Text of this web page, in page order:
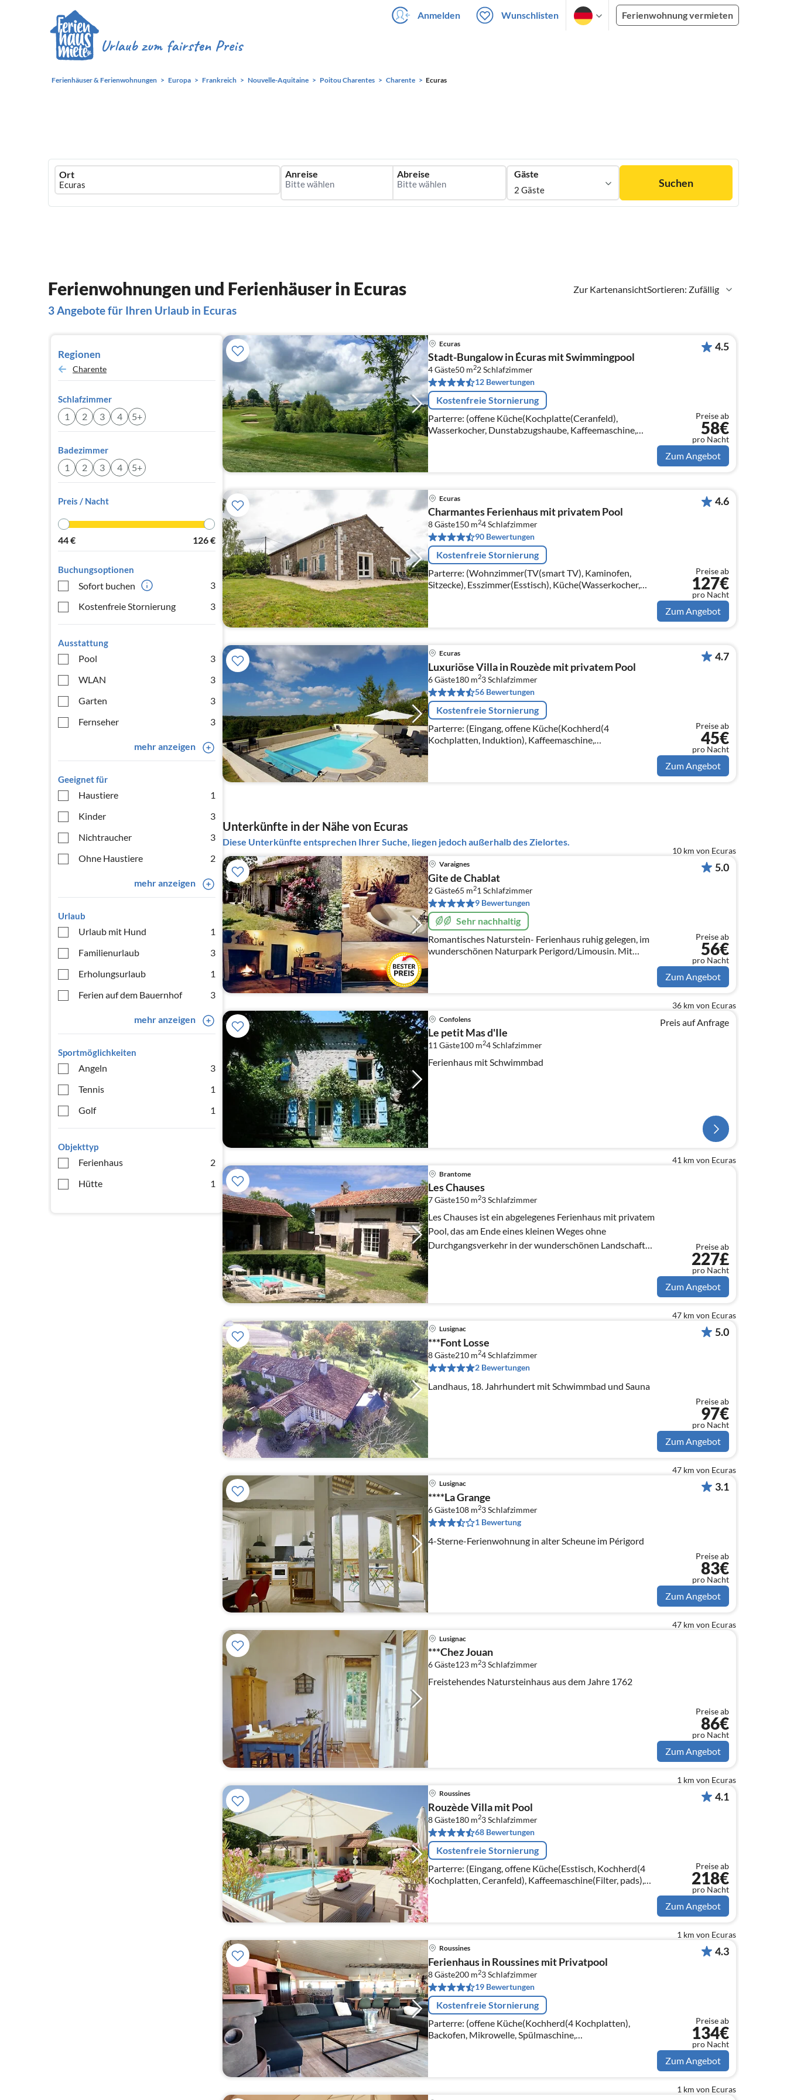
Anmelden Wunschlisten Ferienwohnung vermieten
Ferienhäuser & Ferienwohnungen Europa Frankreich Nouvelle-Aquitaine Poitou Charentes Charente Ecuras
Ferienhausmiete
logo
Ort Anreise Abreise Gäste
2 Gäste
Suchen
Zur KartenansichtSortieren: Zufällig
Ferienwohnungen und Ferienhäuser in Ecuras
3 Angebote für Ihren Urlaub in Ecuras
Regionen
Charente
Schlafzimmer
1 2 3 4 5+
Badezimmer
1 2 3 4 5+
Preis / Nacht
44€ 126€
Buchungsoptionen
Sofort buchen
3
Kostenfreie Stornierung
3
Ausstattung
Pool
3
WLAN
3
Garten
3
Fernseher
3
mehr anzeigen
Geeignet für
Haustiere
1
Kinder
3
Nichtraucher
3
Ohne Haustiere
2
mehr anzeigen
Urlaub
Urlaub mit Hund
1
Familienurlaub
3
Erholungsurlaub
1
Ferien auf dem Bauernhof
3
mehr anzeigen
Sportmöglichkeiten
Angeln
3
Tennis
1
Golf
1
Objekttyp
Ferienhaus
2
Hütte
1
Ecuras
Stadt-Bungalow in Écuras mit Swimmingpool
4 Gäste50 m22Schlafzimmer
12 Bewertungen
Kostenfreie Stornierung
Parterre: (offene Küche(Kochplatte(Ceranfeld),
Wasserkocher, Dunstabzugshaube, Kaffeemaschine,
Mikrowelle, Spülmaschine, Kühl-/Gefrierkombination)
4.5
Preise ab
58€
pro Nacht
Zum Angebot
Ecuras
Charmantes Ferienhaus mit privatem Pool
8 Gäste150 m24Schlafzimmer
90 Bewertungen
Kostenfreie Stornierung
Parterre: (Wohnzimmer(TV(smart TV), Kaminofen,
Sitzecke), Esszimmer(Esstisch), Küche(Wasserkocher,
Toaster, Kochherd, Dunstabzugshaube, Kaffeemaschine,
Backofen, Mikrowelle, Spülma...
4.6
Preise ab
127€
pro Nacht
Zum Angebot
Ecuras
Luxuriöse Villa in Rouzède mit privatem Pool
6 Gäste180 m23Schlafzimmer
56 Bewertungen
Kostenfreie Stornierung
Parterre: (Eingang, offene Küche(Kochherd(4
Kochplatten, Induktion), Kaffeemaschine,
Espressomaschine, Kombi-Mikrowelle, Spülmaschine,
4.7
Preise ab
45€
pro Nacht
Zum Angebot
Unterkünfte in der Nähe von Ecuras
Diese Unterkünfte entsprechen Ihrer Suche, liegen jedoch außerhalb des Zielortes.
10 km von Ecuras
Varaignes
Gite de Chablat
2 Gäste65 m21 Schlafzimmer
9 Bewertungen
Sehr nachhaltig
Romantisches Naturstein- Ferienhaus ruhig gelegen, im
wunderschönen Naturpark Perigord/Limousin. Mit
eigenem Garten, ganzjährig zu vermieten.
5.0
Preise ab
56€
pro Nacht
Zum Angebot
36 km von Ecuras
Confolens
Le petit Mas d'Ile
11 Gäste100 m24Schlafzimmer
Ferienhaus mit Schwimmbad
Preis auf Anfrage
41 km von Ecuras
Brantome
Les Chauses
7 Gäste150 m23Schlafzimmer
Les Chauses ist ein abgelegenes Ferienhaus mit privatem
Pool, das am Ende eines kleinen Weges ohne
Durchgangsverkehr in der wunderschönen Landschaft
der Dordogne liegt.
Preise ab
227£
pro Nacht
Zum Angebot
47 km von Ecuras
Lusignac
***Font Losse
8 Gäste210 m24Schlafzimmer
2 Bewertungen
Landhaus, 18. Jahrhundert mit Schwimmbad und Sauna
5.0
Preise ab
97€
pro Nacht
Zum Angebot
47 km von Ecuras
Lusignac
****La Grange
6 Gäste108 m23Schlafzimmer
1 Bewertung
4-Sterne-Ferienwohnung in alter Scheune im Périgord
3.1
Preise ab
83€
pro Nacht
Zum Angebot
47 km von Ecuras
Lusignac
***Chez Jouan
6 Gäste123 m23Schlafzimmer
Freistehendes Natursteinhaus aus dem Jahre 1762
Preise ab
86€
pro Nacht
Zum Angebot
1 km von Ecuras
Roussines
Rouzède Villa mit Pool
8 Gäste180 m23Schlafzimmer
68 Bewertungen
Kostenfreie Stornierung
Parterre: (Eingang, offene Küche(Esstisch, Kochherd(4
Kochplatten, Ceranfeld), Kaffeemaschine(Filter, pads),
Kombi-Mikrowelle, Spülmaschine,
Kühl-/Gefrierkombination)
4.1
Preise ab
218€
pro Nacht
Zum Angebot
1 km von Ecuras
Roussines
Ferienhaus in Roussines mit Privatpool
8 Gäste200 m23Schlafzimmer
19 Bewertungen
Kostenfreie Stornierung
Parterre: (offene Küche(Kochherd(4 Kochplatten),
Backofen, Mikrowelle, Spülmaschine,
Kühl-/Gefrierkombination)
4.3
Preise ab
134€
pro Nacht
Zum Angebot
1 km von Ecuras